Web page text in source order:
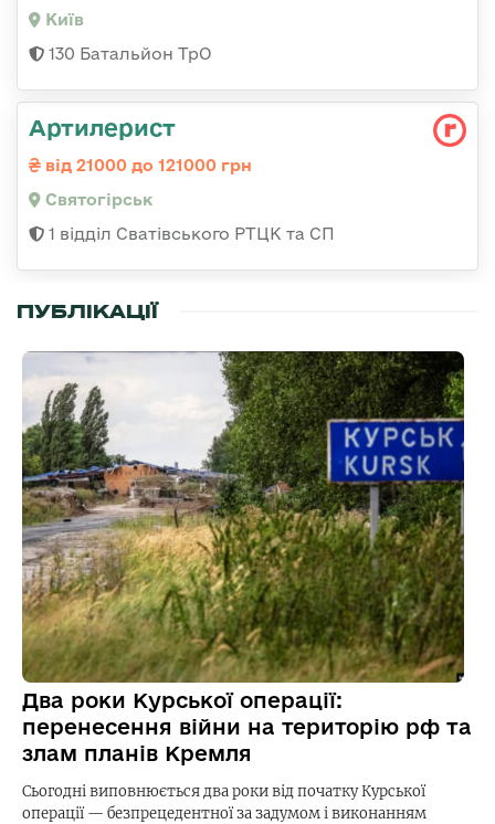
Київ
130 Батальйон ТрО
Артилерист
від 21000 до 121000 грн
Святогірськ
1 відділ Сватівського РТЦК та СП
ПУБЛІКАЦІЇ
Два роки Курської операції:
перенесення війни на територію рф та
злам планів Кремля
Сьогодні виповнюється два роки від початку Курської
операції — безпрецедентної за задумом і виконанням